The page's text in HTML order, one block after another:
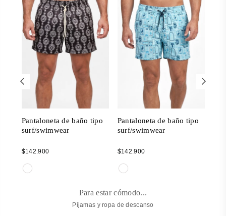
Pantaloneta de baño tipo
surf/swimwear
Regular
$142.900
Pantaloneta de baño tipo
surf/swimwear
Regular
$142.900
Para estar cómodo...
Pijamas y ropa de descanso